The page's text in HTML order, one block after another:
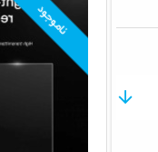
ناموجود